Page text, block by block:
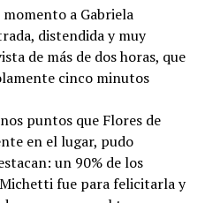
a Gabriela
distendida y muy
de más de dos horas, que
cinco minutos
puntos que Flores de
en el lugar, pudo
un 90% de los
fue para felicitarla y